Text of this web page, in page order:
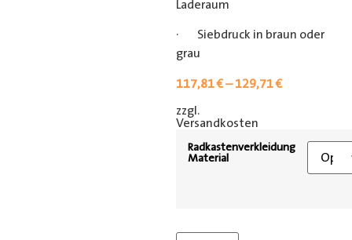
Laderaum
· Siebdruck in braun oder
grau
117,81€–129,71€
zzgl.
Versandkosten
Radkastenverkleidung
Material